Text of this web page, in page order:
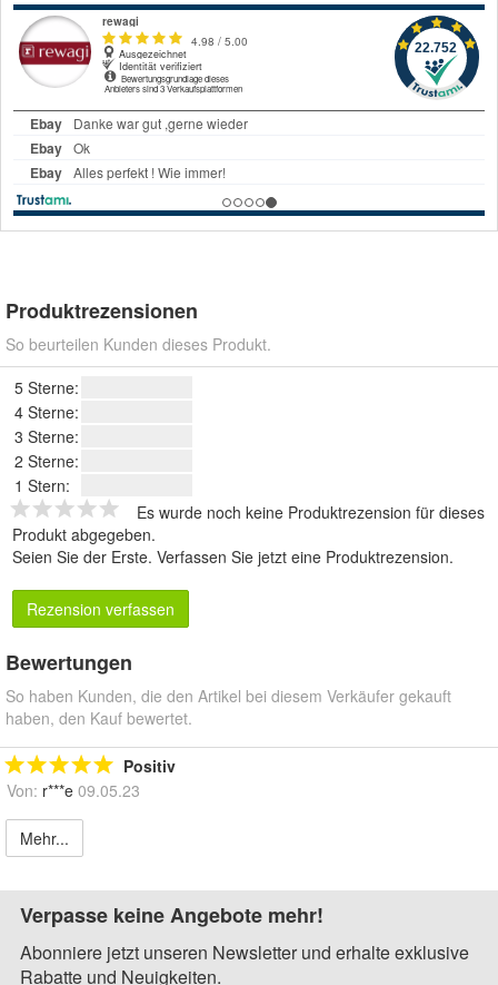
Produktrezensionen
So beurteilen Kunden dieses Produkt.
5 Sterne:
4 Sterne:
3 Sterne:
2 Sterne:
1 Stern:
Es wurde noch keine Produktrezension für dieses
Produkt abgegeben.
Seien Sie der Erste. Verfassen Sie jetzt eine Produktrezension.
Rezension verfassen
Bewertungen
So haben Kunden, die den Artikel bei diesem Verkäufer gekauft
haben, den Kauf bewertet.
Positiv
Von: r***e 09.05.23
Mehr...
Verpasse keine Angebote mehr!
Abonniere jetzt unseren Newsletter und erhalte exklusive
Rabatte und Neuigkeiten.